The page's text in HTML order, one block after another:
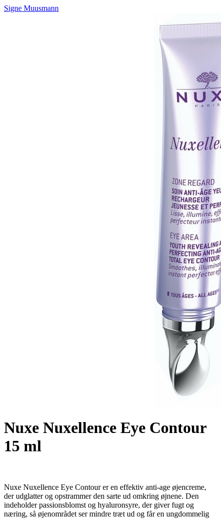
Signe Muusmann
Nuxe Nuxellence Eye Contour
15 ml
Nuxe Nuxellence Eye Contour er en effektiv anti-age øjencreme,
der udglatter og opstrammer den sarte ud omkring øjnene. Den
indeholder passionsblomst og hyaluronsyre, der giver fugt og
næring, så øjenområdet ser mindre træt ud og får en ungdommelig